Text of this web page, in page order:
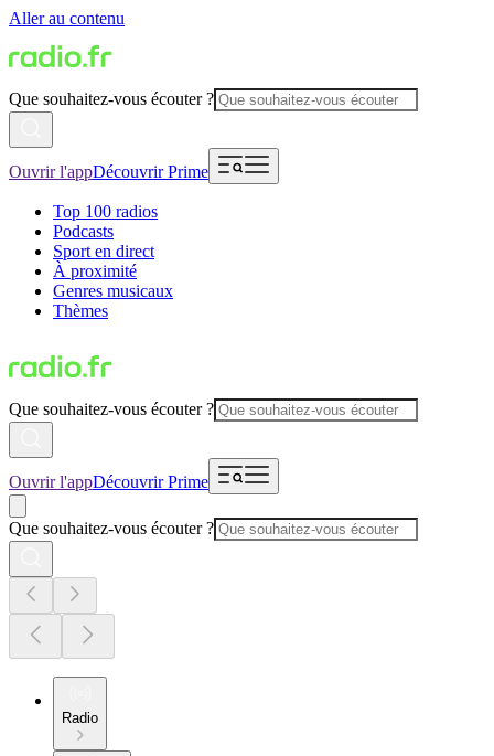
Aller au contenu
Que souhaitez-vous écouter ?
Ouvrir l'appDécouvrir Prime
Top 100 radios
Podcasts
Sport en direct
À proximité
Genres musicaux
Thèmes
Que souhaitez-vous écouter ?
Ouvrir l'appDécouvrir Prime
Que souhaitez-vous écouter ?
Radio